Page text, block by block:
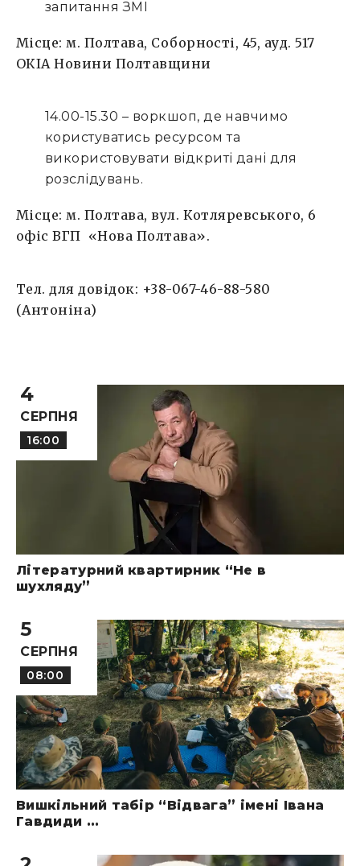
запитання ЗМІ
Місце: м. Полтава, Соборності, 45, ауд. 517
ОКІА Новини Полтавщини
14.00-15.30 – воркшоп, де навчимо
користуватись ресурсом та
використовувати відкриті дані для
розслідувань.
Місце: м. Полтава, вул. Котляревського, 6
офіс ВГП «Нова Полтава».
Тел. для довідок: +38-067-46-88-580
(Антоніна)
4
СЕРПНЯ
16:00
Літературний квартирник “Не в
шухляду”
5
СЕРПНЯ
08:00
Вишкільний табір “Відвага” імені Івана
Гавдиди ...